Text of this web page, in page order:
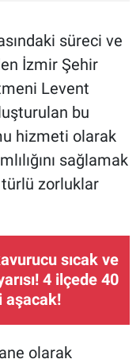
süreci ve
İzmir Şehir
Levent
bu
hizmeti olarak
sağlamak
türlü zorluklar
sıcak ve
4 ilçede 40
aşacak!
olarak